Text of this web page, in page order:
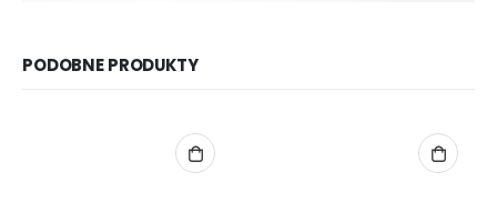
PODOBNE PRODUKTY